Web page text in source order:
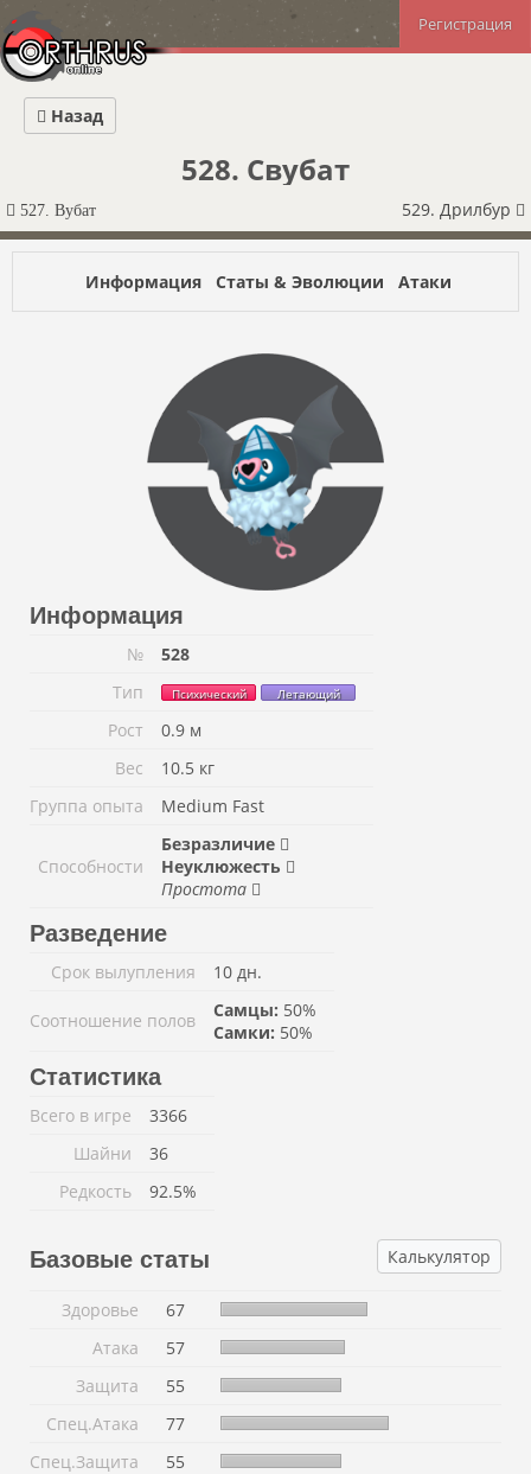
Регистрация
528. Свубат
527. Вубат 529. Дрилбур
Назад
Информация Статы & Эволюции Атаки
Информация
№
528
Тип
Психический Летающий
Рост
0.9 м
Вес
10.5 кг
Группа опыта
Medium Fast
Способности
Безразличие
Неуклюжесть
Простота
Разведение
Срок вылупления 10 дн.
Соотношение полов Самцы: 50%
Самки: 50%
Статистика
Всего в игре
3366
Шайни
36
Редкость
92.5%
Базовые статы Калькулятор
Здоровье
67
Атака
57
Защита
55
Спец.Атака
77
Спец.Защита
55